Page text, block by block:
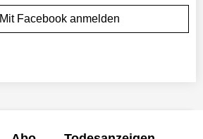
Mit Facebook anmelden